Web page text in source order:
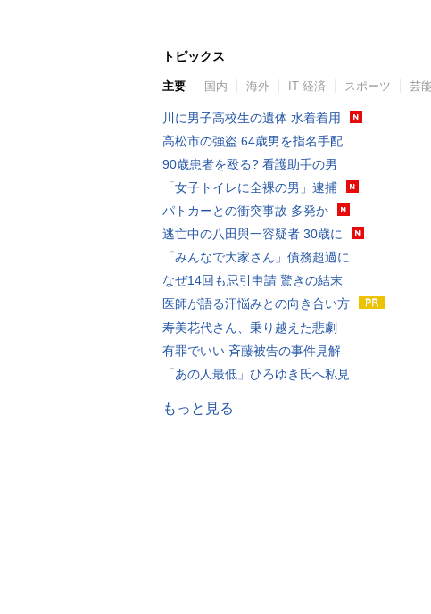
トピックス
主要 国内 海外 IT 経済 スポーツ 芸
川に男子高校生の遺体 水着着用
高松市の強盗 64歳男を指名手配
90歳患者を殴る? 看護助手の男
「女子トイレに全裸の男」逮捕
パトカーとの衝突事故 多発か
逃亡中の八田與一容疑者 30歳に
「みんなで大家さん」債務超過に
なぜ14回も忌引申請 驚きの結末
医師が語る汗悩みとの向き合い方
寿美花代さん、乗り越えた悲劇
有罪でいい 斉藤被告の事件見解
「あの人最低」ひろゆき氏へ私見
もっと見る